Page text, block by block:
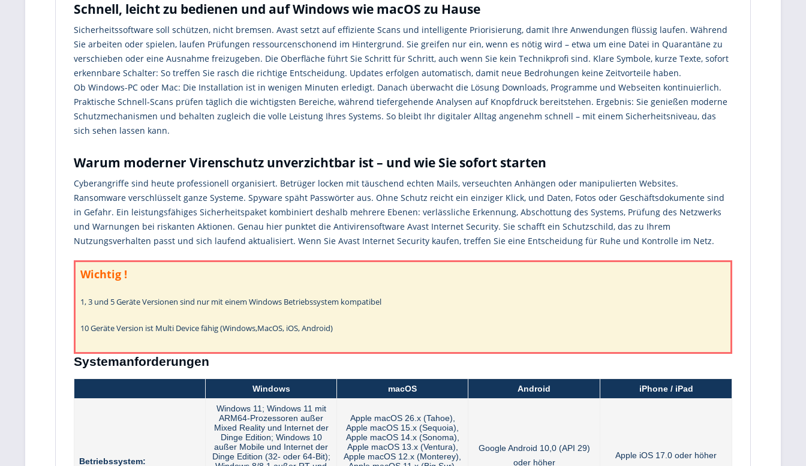
Schnell, leicht zu bedienen und auf Windows wie macOS zu Hause
Sicherheitssoftware soll schützen, nicht bremsen. Avast setzt auf effiziente Scans und intelligente Priorisierung, damit Ihre Anwendungen flüssig laufen. Während
Sie arbeiten oder spielen, laufen Prüfungen ressourcenschonend im Hintergrund. Sie greifen nur ein, wenn es nötig wird – etwa um eine Datei in Quarantäne zu
verschieben oder eine Ausnahme freizugeben. Die Oberfläche führt Sie Schritt für Schritt, auch wenn Sie kein Technikprofi sind. Klare Symbole, kurze Texte, sofort
erkennbare Schalter: So treffen Sie rasch die richtige Entscheidung. Updates erfolgen automatisch, damit neue Bedrohungen keine Zeitvorteile haben.
Ob Windows-PC oder Mac: Die Installation ist in wenigen Minuten erledigt. Danach überwacht die Lösung Downloads, Programme und Webseiten kontinuierlich.
Praktische Schnell-Scans prüfen täglich die wichtigsten Bereiche, während tiefergehende Analysen auf Knopfdruck bereitstehen. Ergebnis: Sie genießen moderne
Schutzmechanismen und behalten zugleich die volle Leistung Ihres Systems. So bleibt Ihr digitaler Alltag angenehm schnell – mit einem Sicherheitsniveau, das
sich sehen lassen kann.
Warum moderner Virenschutz unverzichtbar ist – und wie Sie sofort starten
Cyberangriffe sind heute professionell organisiert. Betrüger locken mit täuschend echten Mails, verseuchten Anhängen oder manipulierten Websites.
Ransomware verschlüsselt ganze Systeme. Spyware späht Passwörter aus. Ohne Schutz reicht ein einziger Klick, und Daten, Fotos oder Geschäftsdokumente sind
in Gefahr. Ein leistungsfähiges Sicherheitspaket kombiniert deshalb mehrere Ebenen: verlässliche Erkennung, Abschottung des Systems, Prüfung des Netzwerks
und Warnungen bei riskanten Aktionen. Genau hier punktet die Antivirensoftware Avast Internet Security. Sie schafft ein Schutzschild, das zu Ihrem
Nutzungsverhalten passt und sich laufend aktualisiert. Wenn Sie Avast Internet Security kaufen, treffen Sie eine Entscheidung für Ruhe und Kontrolle im Netz.
Wichtig !
1, 3 und 5 Geräte Versionen sind nur mit einem Windows Betriebssystem kompatibel
10 Geräte Version ist Multi Device fähig (Windows,MacOS, iOS, Android)
Systemanforderungen
Windows macOS Android iPhone / iPad
Betriebssystem:
Windows 11; Windows 11 mit
ARM64-Prozessoren außer
Mixed Reality und Internet der
Dinge Edition; Windows 10
außer Mobile und Internet der
Dinge Edition (32- oder 64-Bit);
Apple macOS 26.x (Tahoe),
Apple macOS 15.x (Sequoia),
Apple macOS 14.x (Sonoma),
Apple macOS 13.x (Ventura),
Apple macOS 12.x (Monterey),
Google Android 10,0 (API 29)
oder höher
Apple iOS 17.0 oder höher